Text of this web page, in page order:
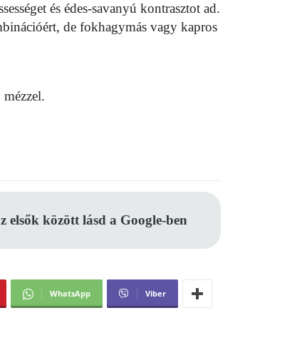
és édes-savanyú kontrasztot ad.
de fokhagymás vagy kapros
között lásd a Google-ben
WhatsApp Viber